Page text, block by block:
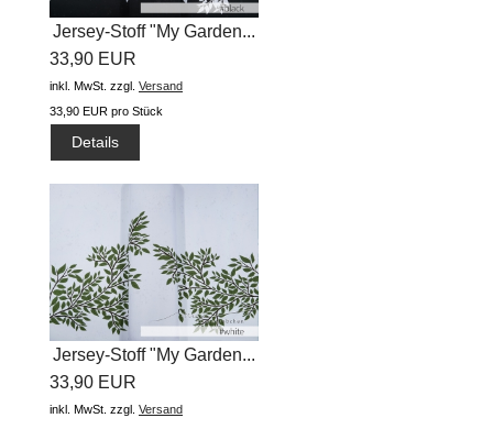
Jersey-Stoff "My Garden...
33,90 EUR
inkl. MwSt. zzgl. Versand
33,90 EUR pro Stück
Details
Jersey-Stoff "My Garden...
33,90 EUR
inkl. MwSt. zzgl. Versand